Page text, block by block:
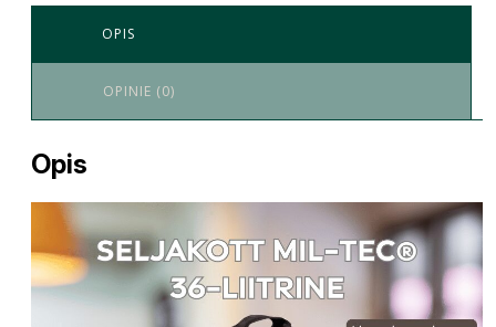
OPIS
OPINIE (0)
Opis